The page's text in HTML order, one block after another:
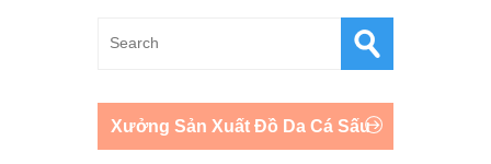
Xưởng Sản Xuất Đồ Da Cá Sấu